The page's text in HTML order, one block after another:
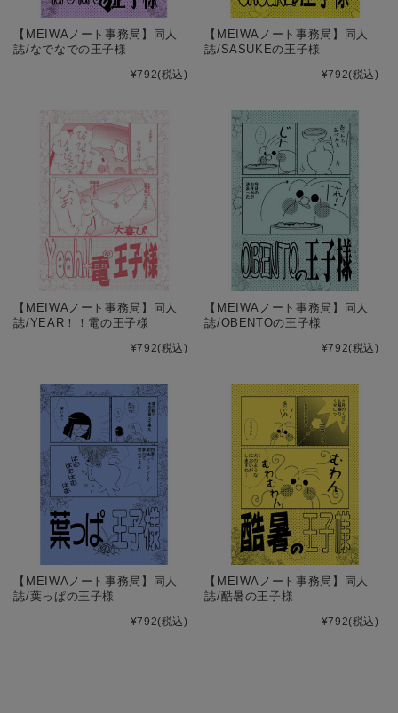
【MEIWAノート事務局】同人
誌/なでなでの王子様
¥792(税込)
【MEIWAノート事務局】同人
誌/SASUKEの王子様
¥792(税込)
【MEIWAノート事務局】同人
誌/YEAR！！電の王子様
¥792(税込)
【MEIWAノート事務局】同人
誌/OBENTOの王子様
¥792(税込)
【MEIWAノート事務局】同人
誌/葉っぱの王子様
¥792(税込)
【MEIWAノート事務局】同人
誌/酷暑の王子様
¥792(税込)